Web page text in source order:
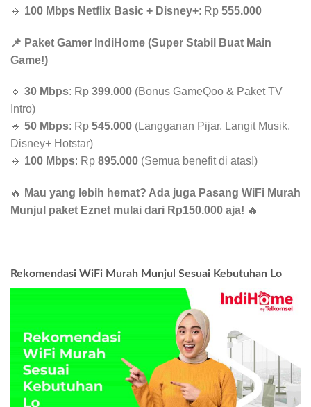
🔹 100 Mbps Netflix Basic + Disney+: Rp 555.000
📌 Paket Gamer IndiHome (Super Stabil Buat Main
Game!)
🔹 30 Mbps: Rp 399.000 (Bonus GameQoo & Paket TV
Intro)
🔹 50 Mbps: Rp 545.000 (Langganan Pijar, Langit Musik,
Disney+ Hotstar)
🔹 100 Mbps: Rp 895.000 (Semua benefit di atas!)
🔥 Mau yang lebih hemat? Ada juga Pasang WiFi Murah
Munjul paket Eznet mulai dari Rp150.000 aja! 🔥
Rekomendasi WiFi Murah Munjul Sesuai Kebutuhan Lo